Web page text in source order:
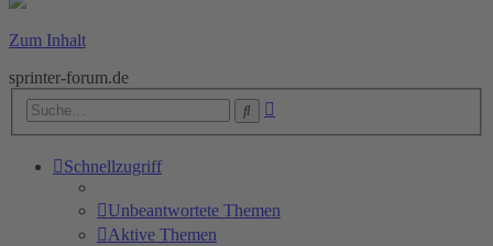
Zum Inhalt
sprinter-forum.de
Suche
Schnellzugriff
Unbeantwortete Themen
Aktive Themen